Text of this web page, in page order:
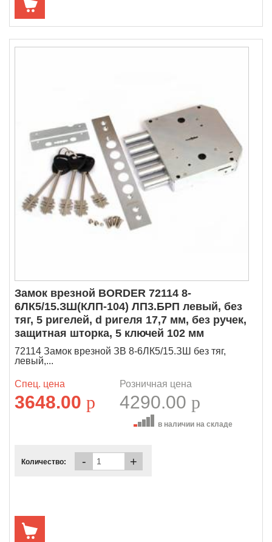
Замок врезной BORDER 72114 8-
6ЛК5/15.ЗШ(КЛП-104) ЛП3.БРП левый, без
тяг, 5 ригелей, d ригеля 17,7 мм, без ручек,
защитная шторка, 5 ключей 102 мм
72114 Замок врезной ЗВ 8-6ЛК5/15.ЗШ без тяг,
левый,...
Спец. цена
3648.00 p
Розничная цена
4290.00 p
в наличии на складе
Количество: - +